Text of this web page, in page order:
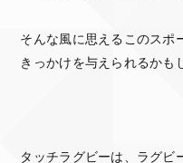
そんな風に思えるこのスポ
きっかけを与えられるかも
タッチラグビーは、ラグビ